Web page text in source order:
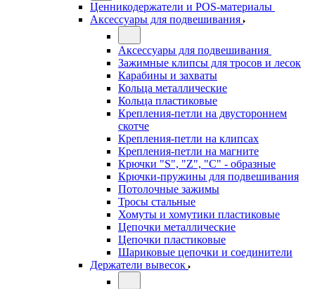
Ценникодержатели и POS-материалы
Аксессуары для подвешивания
Аксессуары для подвешивания
Зажимные клипсы для тросов и лесок
Карабины и захваты
Кольца металлические
Кольца пластиковые
Крепления-петли на двустороннем
скотче
Крепления-петли на клипсах
Крепления-петли на магните
Крючки "S", "Z", "C" - образные
Крючки-пружины для подвешивания
Потолочные зажимы
Тросы стальные
Хомуты и хомутики пластиковые
Цепочки металлические
Цепочки пластиковые
Шариковые цепочки и соединители
Держатели вывесок